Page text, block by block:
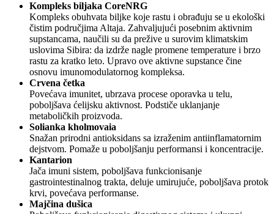
Kompleks biljaka CoreNRG
Kompleks obuhvata biljke koje rastu i obrađuju se u ekološki
čistim područjima Altaja. Zahvaljujući posebnim aktivnim
supstancama, naučili su da prežive u surovim klimatskim
uslovima Sibira: da izdrže nagle promene temperature i brzo
rastu za kratko leto. Upravo ove aktivne supstance čine
osnovu imunomodulatornog kompleksa.
Crvena četka
Povećava imunitet, ubrzava procese oporavka u telu,
poboljšava ćelijsku aktivnost. Podstiče uklanjanje
metaboličkih proizvoda.
Solianka kholmovaia
Snažan prirodni antioksidans sa izraženim antiinflamatornim
dejstvom. Pomaže u poboljšanju performansi i koncentracije.
Kantarion
Jača imuni sistem, poboljšava funkcionisanje
gastrointestinalnog trakta, deluje umirujuće, poboljšava protok
krvi, povećava performanse.
Majčina dušica